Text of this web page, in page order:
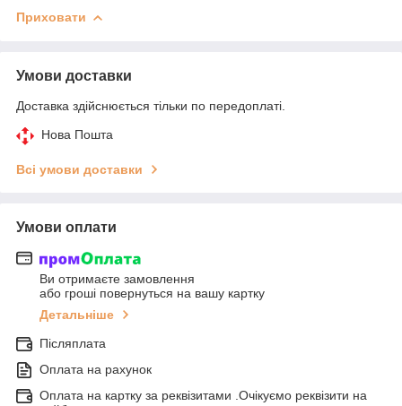
Приховати
Умови доставки
Доставка здійснюється тільки по передоплаті.
Нова Пошта
Всі умови доставки
Умови оплати
Ви отримаєте замовлення
або гроші повернуться на вашу картку
Детальніше
Післяплата
Оплата на рахунок
Оплата на картку за реквізитами .Очікуємо реквізити на